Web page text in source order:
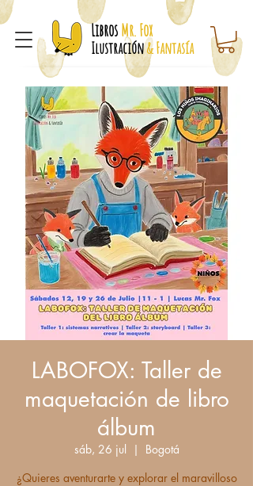
LibrosMr. Fox
Ilustración& Fantasía
LABOFOX: Taller de
maquetación de libro
álbum
sáb, 26 jul
  |
Bogotá
¿Quieres aventurarte y explorar el maravilloso